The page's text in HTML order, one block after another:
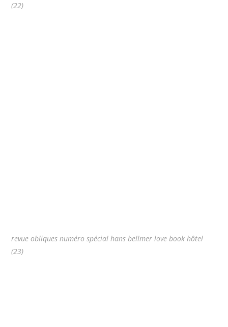
(22)
revue obliques numéro spécial hans bellmer love book hôtel
(23)